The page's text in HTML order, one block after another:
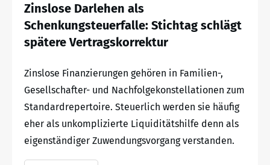
Zinslose Darlehen als
Schenkungsteuerfalle: Stichtag schlägt
spätere Vertragskorrektur
Zinslose Finanzierungen gehören in Familien-,
Gesellschafter- und Nachfolgekonstellationen zum
Standardrepertoire. Steuerlich werden sie häufig
eher als unkomplizierte Liquiditätshilfe denn als
eigenständiger Zuwendungsvorgang verstanden.